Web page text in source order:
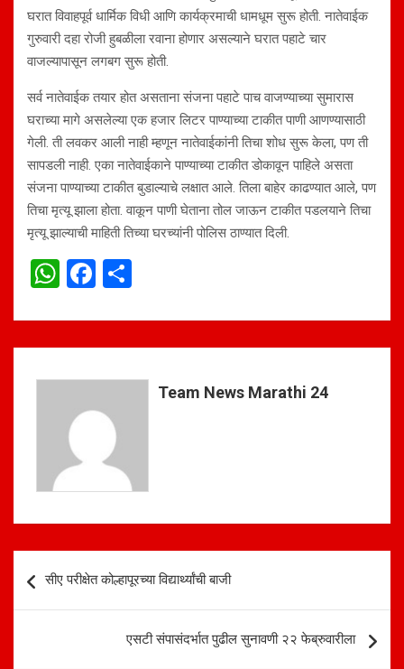
घरात विवाहपूर्व धार्मिक विधी आणि कार्यक्रमाची धामधूम सुरू होती. नातेवाईक
गुरुवारी दहा रोजी हुबळीला रवाना होणार असल्याने घरात पहाटे चार
वाजल्यापासून लगबग सुरू होती.
सर्व नातेवाईक तयार होत असताना संजना पहाटे पाच वाजण्याच्या सुमारास
घराच्या मागे असलेल्या एक हजार लिटर पाण्याच्या टाकीत पाणी आणण्यासाठी
गेली. ती लवकर आली नाही म्हणून नातेवाईकांनी तिचा शोध सुरू केला, पण ती
सापडली नाही. एका नातेवाईकाने पाण्याच्या टाकीत डोकावून पाहिले असता
संजना पाण्याच्या टाकीत बुडाल्याचे लक्षात आले. तिला बाहेर काढण्यात आले, पण
तिचा मृत्यू झाला होता. वाकून पाणी घेताना तोल जाऊन टाकीत पडलयाने तिचा
मृत्यू झाल्याची माहिती तिच्या घरच्यांनी पोलिस ठाण्यात दिली.
W
at
A
p
p
F
ce
o
o
k
ar
Team News Marathi 24
navigation
सीए परीक्षेत कोल्हापूरच्या विद्यार्थ्यांची बाजी
एसटी संपासंदर्भात पुढील सुनावणी २२ फेब्रुवारीला